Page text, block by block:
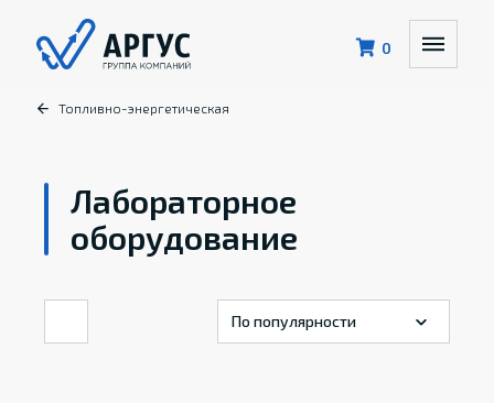
0
Топливно-энергетическая
Лабораторное
оборудование